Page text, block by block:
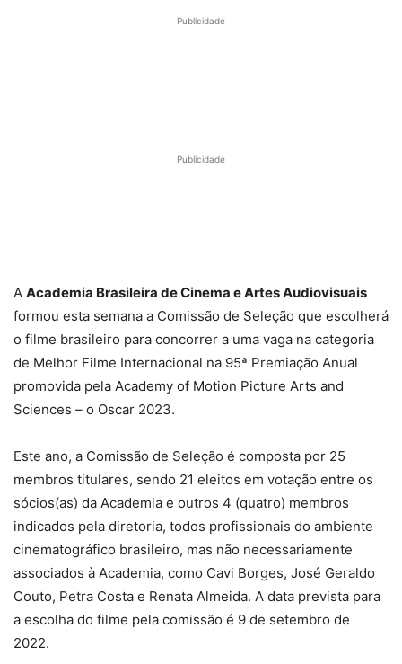
Publicidade
Publicidade
A Academia Brasileira de Cinema e Artes Audiovisuais
formou esta semana a Comissão de Seleção que escolherá
o filme brasileiro para concorrer a uma vaga na categoria
de Melhor Filme Internacional na 95ª Premiação Anual
promovida pela Academy of Motion Picture Arts and
Sciences – o Oscar 2023.
Este ano, a Comissão de Seleção é composta por 25
membros titulares, sendo 21 eleitos em votação entre os
sócios(as) da Academia e outros 4 (quatro) membros
indicados pela diretoria, todos profissionais do ambiente
cinematográfico brasileiro, mas não necessariamente
associados à Academia, como Cavi Borges, José Geraldo
Couto, Petra Costa e Renata Almeida. A data prevista para
a escolha do filme pela comissão é 9 de setembro de
2022.